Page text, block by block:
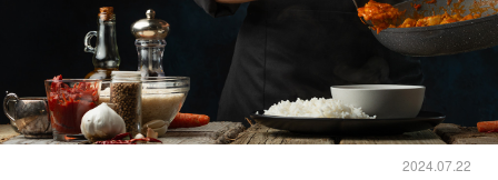
2024.07.22